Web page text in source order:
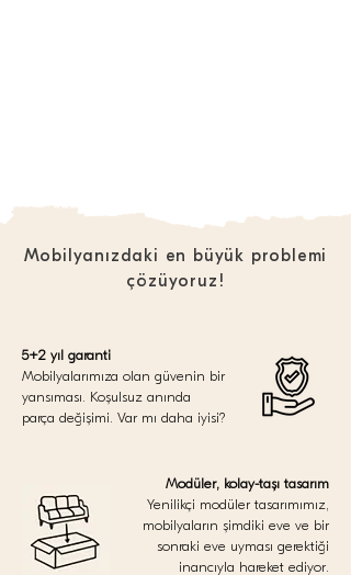
Mobilyanızdaki en büyük problemi
çözüyoruz!
5+2 yıl garanti
Mobilyalarımıza olan güvenin bir
yansıması. Koşulsuz anında
parça değişimi. Var mı daha iyisi?
Modüler, kolay-taşı tasarım
Yenilikçi modüler tasarımımız,
mobilyaların şimdiki eve ve bir
sonraki eve uyması gerektiği
inancıyla hareket ediyor.